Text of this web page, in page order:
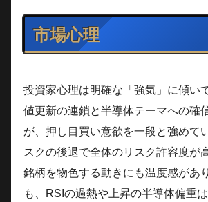
市場心理
投資家心理は明確な「強気」に傾い
値更新の連鎖と半導体テーマへの確
が、押し目買い意欲を一段と強めて
スクの後退で全体のリスク許容度が
銘柄を物色する動きにも温度感があ
も、RSIの過熱や上昇の半導体偏重